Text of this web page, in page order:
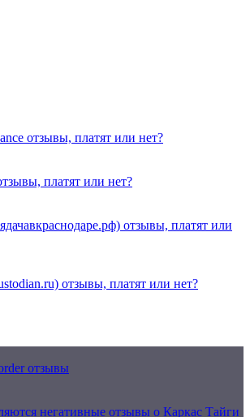
отзывы, платят или нет?
платят или нет?
отзывы, платят или
отзывы, платят или нет?
отзывы
негативные отзывы о Каркас Тайги